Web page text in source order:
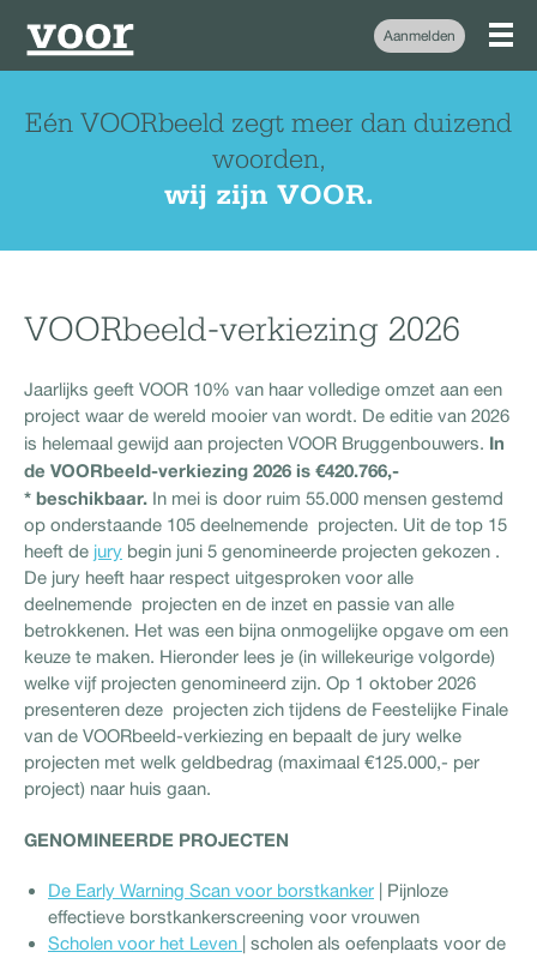
Aanmelden
Eén VOORbeeld zegt meer dan duizend
woorden,
wij zijn VOOR.
VOORbeeld-verkiezing 2026
Jaarlijks geeft VOOR 10% van haar volledige omzet aan een
project waar de wereld mooier van wordt. De editie van 2026
is helemaal gewijd aan projecten VOOR Bruggenbouwers. In
de VOORbeeld-verkiezing 2026 is €420.766,-
* beschikbaar. In mei is door ruim 55.000 mensen gestemd
op onderstaande 105 deelnemende projecten. Uit de top 15
heeft de jury begin juni 5 genomineerde projecten gekozen .
De jury heeft haar respect uitgesproken voor alle
deelnemende projecten en de inzet en passie van alle
betrokkenen. Het was een bijna onmogelijke opgave om een
keuze te maken. Hieronder lees je (in willekeurige volgorde)
welke vijf projecten genomineerd zijn. Op 1 oktober 2026
presenteren deze projecten zich tijdens de Feestelijke Finale
van de VOORbeeld-verkiezing en bepaalt de jury welke
projecten met welk geldbedrag (maximaal €125.000,- per
project) naar huis gaan.
GENOMINEERDE PROJECTEN
De Early Warning Scan voor borstkanker | Pijnloze
effectieve borstkankerscreening voor vrouwen
Scholen voor het Leven | scholen als oefenplaats voor de